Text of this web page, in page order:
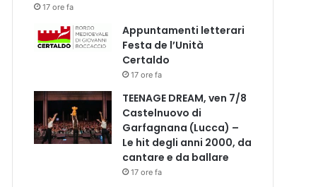
17 ore fa
Appuntamenti letterari
Festa de l’Unità
Certaldo
17 ore fa
TEENAGE DREAM, ven 7/8
Castelnuovo di
Garfagnana (Lucca) –
Le hit degli anni 2000, da
cantare e da ballare
17 ore fa